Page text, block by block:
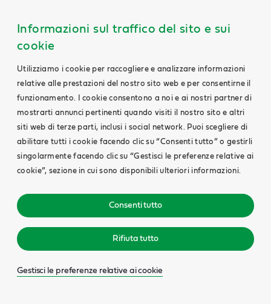
Informazioni sul traffico del sito e sui
cookie
Utilizziamo i cookie per raccogliere e analizzare informazioni
relative alle prestazioni del nostro sito web e per consentirne il
funzionamento. I cookie consentono a noi e ai nostri partner di
mostrarti annunci pertinenti quando visiti il nostro sito e altri
siti web di terze parti, inclusi i social network. Puoi scegliere di
abilitare tutti i cookie facendo clic su “Consenti tutto” o gestirli
singolarmente facendo clic su “Gestisci le preferenze relative ai
cookie”, sezione in cui sono disponibili ulteriori informazioni.
Consenti tutto
Rifiuta tutto
Gestisci le preferenze relative ai cookie